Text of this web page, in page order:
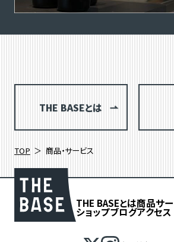
THE BASEとは
TOP 商品・サービス
THE BASEとは商品サ
ショップブログアクセス